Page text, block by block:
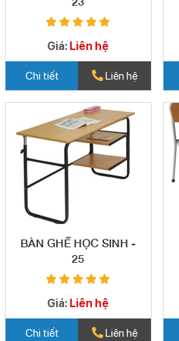
Giá: Liên hệ
Chi tiết Liên hệ
BÀN GHẾ HỌC SINH -
25
Giá: Liên hệ
Chi tiết Liên hệ